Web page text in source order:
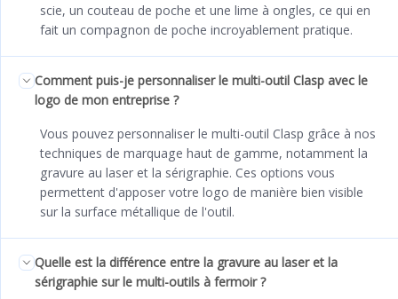
scie, un couteau de poche et une lime à ongles, ce qui en
fait un compagnon de poche incroyablement pratique.
Comment puis-je personnaliser le multi-outil Clasp avec le
logo de mon entreprise ?
Vous pouvez personnaliser le multi-outil Clasp grâce à nos
techniques de marquage haut de gamme, notamment la
gravure au laser et la sérigraphie. Ces options vous
permettent d'apposer votre logo de manière bien visible
sur la surface métallique de l'outil.
Quelle est la différence entre la gravure au laser et la
sérigraphie sur le multi-outils à fermoir ?